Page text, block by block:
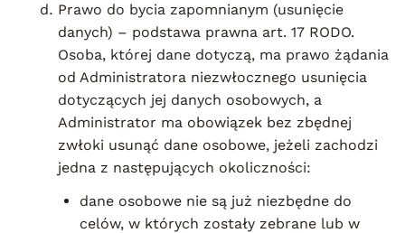
Prawo do bycia zapomnianym (usunięcie
danych) – podstawa prawna art. 17 RODO.
Osoba, której dane dotyczą, ma prawo żądania
od Administratora niezwłocznego usunięcia
dotyczących jej danych osobowych, a
Administrator ma obowiązek bez zbędnej
zwłoki usunąć dane osobowe, jeżeli zachodzi
jedna z następujących okoliczności:
dane osobowe nie są już niezbędne do
celów, w których zostały zebrane lub w